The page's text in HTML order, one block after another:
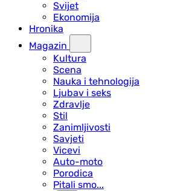
Svijet
Ekonomija
Hronika
Magazin
Kultura
Scena
Nauka i tehnologija
Ljubav i seks
Zdravlje
Stil
Zanimljivosti
Savjeti
Vicevi
Auto-moto
Porodica
Pitali smo...